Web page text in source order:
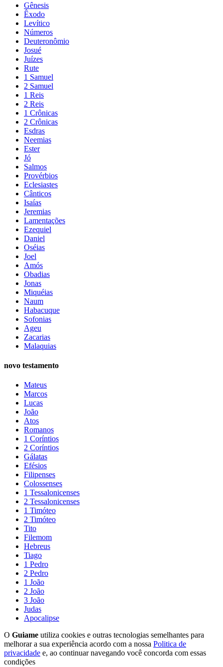
Gênesis
Êxodo
Levítico
Números
Deuteronômio
Josué
Juízes
Rute
1 Samuel
2 Samuel
1 Reis
2 Reis
1 Crônicas
2 Crônicas
Esdras
Neemias
Ester
Jó
Salmos
Provérbios
Eclesiastes
Cânticos
Isaías
Jeremias
Lamentações
Ezequiel
Daniel
Oséias
Joel
Amós
Obadias
Jonas
Miquéias
Naum
Habacuque
Sofonias
Ageu
Zacarias
Malaquias
novo testamento
Mateus
Marcos
Lucas
João
Atos
Romanos
1 Coríntios
2 Coríntios
Gálatas
Efésios
Filipenses
Colossenses
1 Tessalonicenses
2 Tessalonicenses
1 Timóteo
2 Timóteo
Tito
Filemom
Hebreus
Tiago
1 Pedro
2 Pedro
1 João
2 João
3 João
Judas
Apocalipse
O Guiame utiliza cookies e outras tecnologias semelhantes para
melhorar a sua experiência acordo com a nossa Politica de
privacidade e, ao continuar navegando você concorda com essas
condições